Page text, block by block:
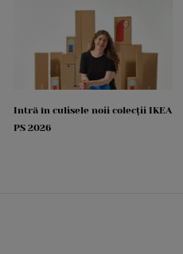
Intră în culisele noii colecții IKEA
PS 2026